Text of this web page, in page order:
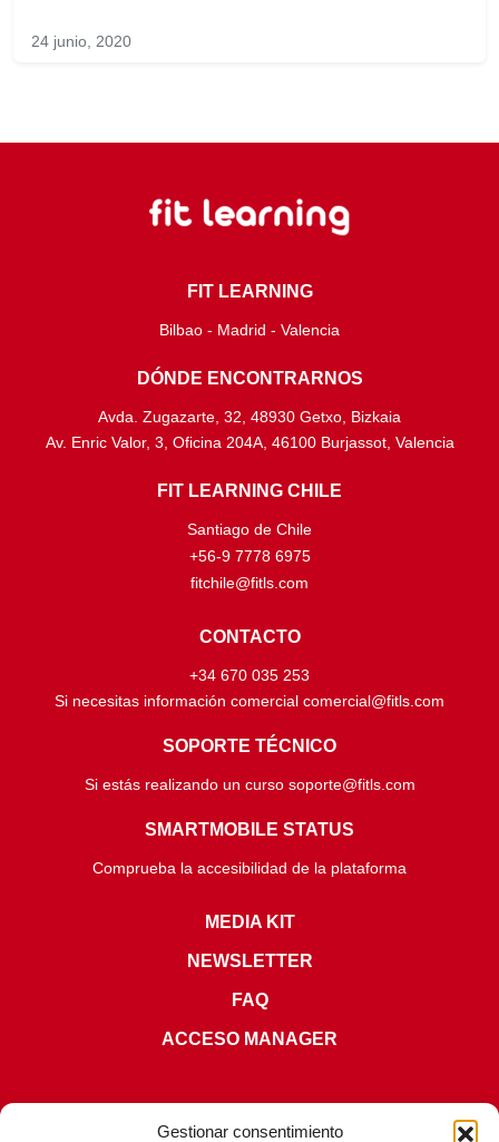
Gestionar consentimiento
24 junio, 2020
FIT LEARNING
Bilbao - Madrid - Valencia
DÓNDE ENCONTRARNOS
Avda. Zugazarte, 32, 48930 Getxo, Bizkaia
Av. Enric Valor, 3, Oficina 204A, 46100 Burjassot, Valencia
FIT LEARNING CHILE
Santiago de Chile
+56-9 7778 6975
fitchile@fitls.com
CONTACTO
+34 670 035 253
Si necesitas información comercial comercial@fitls.com
SOPORTE TÉCNICO
Si estás realizando un curso soporte@fitls.com
SMARTMOBILE STATUS
Comprueba la accesibilidad de la plataforma
MEDIA KIT
NEWSLETTER
FAQ
ACCESO MANAGER